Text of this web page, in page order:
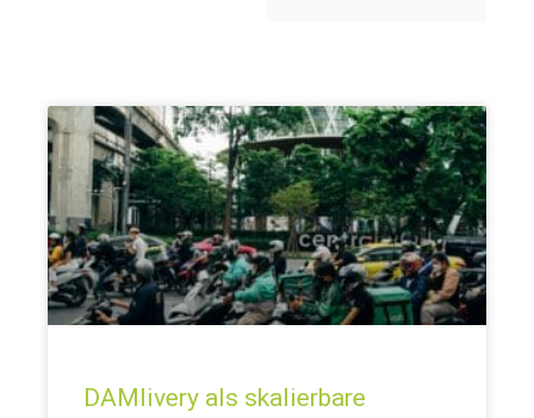
DAMlivery als skalierbare